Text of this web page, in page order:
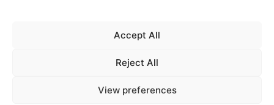
Accept All
Reject All
View preferences